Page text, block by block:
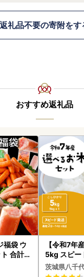
返礼品不要の寄附をす
おすすめ返礼品
福袋 ウ
合計4.
【令和7年
5kg スピー
g x 1袋 白米
町
茨城県八千